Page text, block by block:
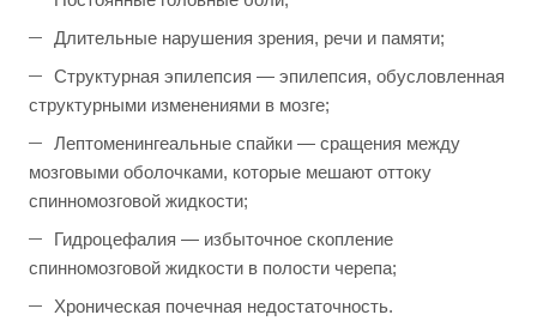
Длительные нарушения зрения, речи и памяти;
Структурная эпилепсия — эпилепсия, обусловленная
структурными изменениями в мозге;
Лептоменингеальные спайки — сращения между
мозговыми оболочками, которые мешают оттоку
спинномозговой жидкости;
Гидроцефалия — избыточное скопление
спинномозговой жидкости в полости черепа;
Хроническая почечная недостаточность.